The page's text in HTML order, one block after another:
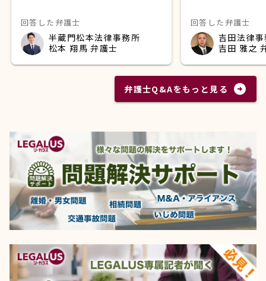
回答した弁護士
半蔵門松本法律事務所
松本 翔馬 弁護士
回答した弁護士
吉田法律
吉田 雅之
弁護士Q&Aをもっと見る arrow_circle_right